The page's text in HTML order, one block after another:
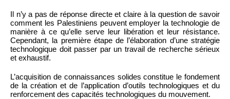
Il n’y a pas de réponse directe et claire à la question de savoir
comment les Palestiniens peuvent employer la technologie de
manière à ce qu’elle serve leur libération et leur résistance.
Cependant, la première étape de l’élaboration d’une stratégie
technologique doit passer par un travail de recherche sérieux
et exhaustif.
L’acquisition de connaissances solides constitue le fondement
de la création et de l’application d’outils technologiques et du
renforcement des capacités technologiques du mouvement.